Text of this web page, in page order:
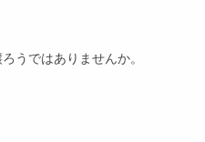
うではありませんか。